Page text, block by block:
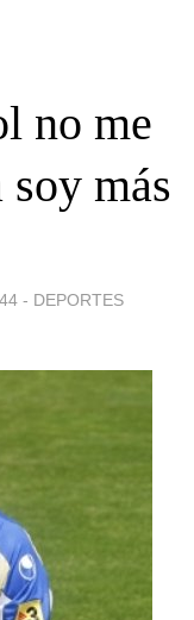
no me
soy más
- DEPORTES